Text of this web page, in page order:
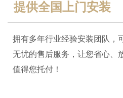
提供全国上门安装
拥有多年行业经验安装团队，
无忧的售后服务，让您省心、
值得您托付！